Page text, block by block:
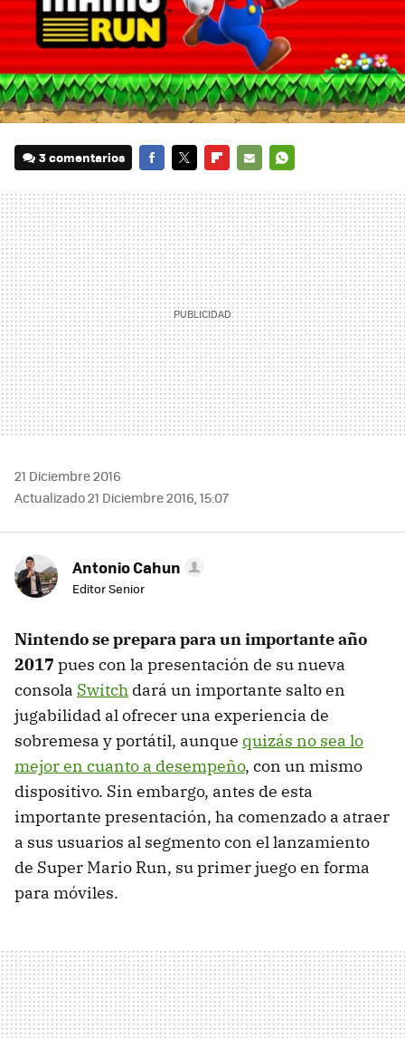
3 comentarios
MAIL
21 Diciembre 2016
Actualizado 21 Diciembre 2016, 15:07
Antonio Cahun
Editor Senior
Nintendo se prepara para un importante año
2017 pues con la presentación de su nueva
consola Switch dará un importante salto en
jugabilidad al ofrecer una experiencia de
sobremesa y portátil, aunque quizás no sea lo
mejor en cuanto a desempeño, con un mismo
dispositivo. Sin embargo, antes de esta
importante presentación, ha comenzado a atraer
a sus usuarios al segmento con el lanzamiento
de Super Mario Run, su primer juego en forma
para móviles.